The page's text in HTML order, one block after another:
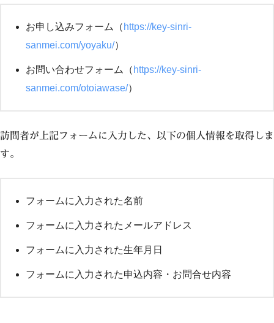
お申し込みフォーム（ https://key-sinri-
sanmei.com/yoyaku/）
お問い合わせフォーム（ https://key-sinri-
sanmei.com/otoiawase/）
訪問者が上記フォームに入力した、以下の個人情報を取得しま
す。
フォームに入力された名前
フォームに入力されたメールアドレス
フォームに入力された生年月日
フォームに入力された申込内容・お問合せ内容